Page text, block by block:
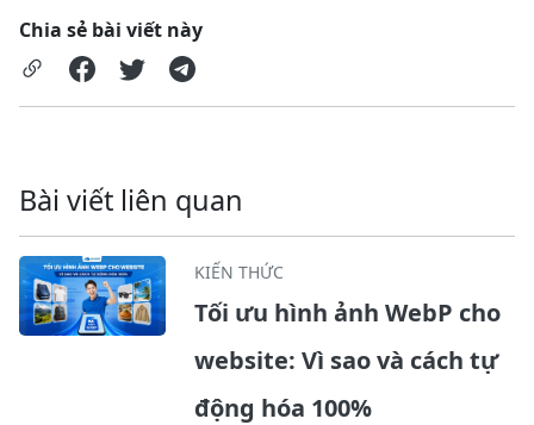
Chia sẻ bài viết này
Bài viết liên quan
KIẾN THỨC
Tối ưu hình ảnh WebP cho
website: Vì sao và cách tự
động hóa 100%